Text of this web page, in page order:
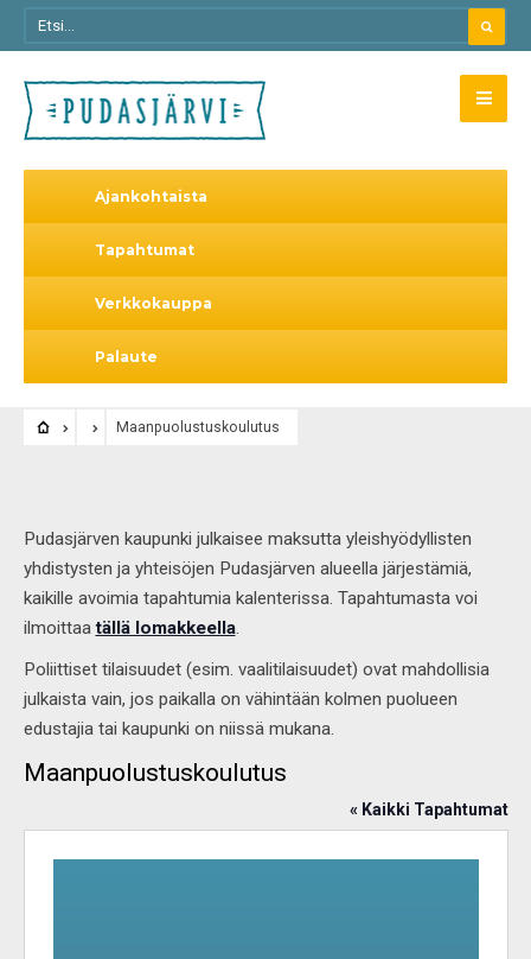
Ajankohtaista
Tapahtumat
Verkkokauppa
Palaute
Maanpuolustuskoulutus
Pudasjärven kaupunki julkaisee maksutta yleishyödyllisten
yhdistysten ja yhteisöjen Pudasjärven alueella järjestämiä,
kaikille avoimia tapahtumia kalenterissa. Tapahtumasta voi
ilmoittaatällä lomakkeella.
Poliittiset tilaisuudet (esim. vaalitilaisuudet) ovat mahdollisia
julkaista vain, jos paikalla on vähintään kolmen puolueen
edustajia tai kaupunki on niissä mukana.
Maanpuolustuskoulutus
« Kaikki Tapahtumat